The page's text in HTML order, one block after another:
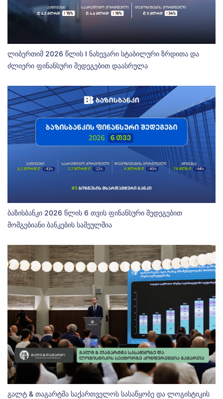
ლიბერთიმ 2026 წლის I ნახევარი სტაბილური ზრდითა და
ძლიერი ფინანსური შედეგებით დაასრულა
ბაზისბანკი 2026 წლის 6 თვის ფინანსური შედეგებით
მომგებიანი ბანკების სამეულშია
გალტ & თაგარტმა საქართველოს სასაწყობე და ლოგისტიკის